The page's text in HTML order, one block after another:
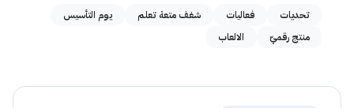
تحديات فعاليات شغف متعة تعلم
يوم التأسيس
منتج رقميّ
الالعاب